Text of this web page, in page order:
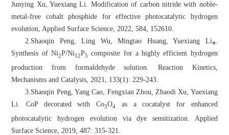
Junying Xu, Yuexiang Li. Modification of carbon nitride with noble-
metal-free cobalt phosphide for effective photocatalytic hydrogen
evolution, Applied Surface Science, 2022, 584, 152610.
2.Shaoqin Peng, Ling Wu, Mingtao Huang, Yuexiang Li⁎.
Synthesis of Ni2P/Ni12P5 composite for a highly efficient hydrogen
production from formaldehyde solution. Reaction Kinetics,
Mechanisms and Catalysis, 2021, 133(1): 229-243.
3.Shaoqin Peng, Yang Cao, Fengxian Zhou, Zhaodi Xu, Yuexiang
Li. CoP decorated with Co3O4
as a cocatalyst for enhanced
photocatalytic hydrogen evolution via dye sensitization. Applied
Surface Science, 2019, 487: 315-321.